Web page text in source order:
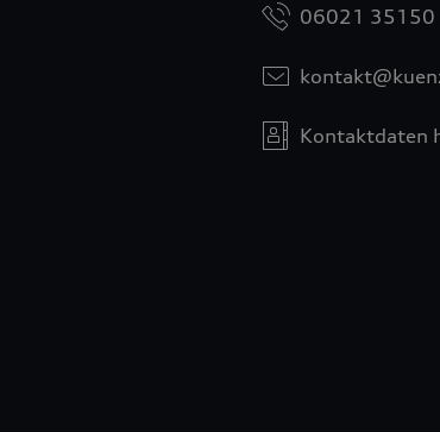
06021 35150
Kontaktdaten